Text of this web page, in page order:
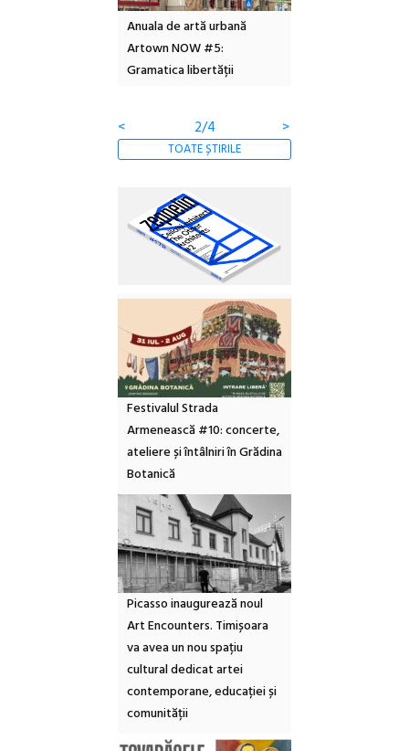
Anuala de artă urbană
Artown NOW #5:
Gramatica libertății
< 2/4 >
TOATE ȘTIRILE
Festivalul Strada
Armenească #10: concerte,
ateliere și întâlniri în Grădina
Botanică
Picasso inaugurează noul
Art Encounters. Timișoara
va avea un nou spațiu
cultural dedicat artei
contemporane, educației și
comunității